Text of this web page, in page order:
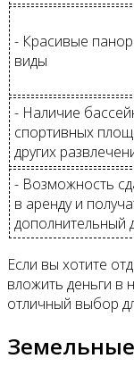
- Красивые
виды
- Наличие
спортивных
других
- Возможность
в аренду и
дополнительный
Если вы хотите
вложить деньги в
отличный выбор